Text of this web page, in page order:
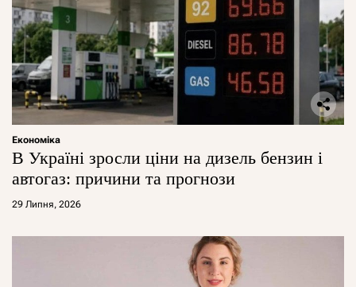
Економіка
В Україні зросли ціни на дизель бензин і
автогаз: причини та прогнози
29 Липня, 2026